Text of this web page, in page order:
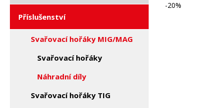
Příslušenství
Svařovací hořáky MIG/MAG
Svařovací hořáky
Náhradní díly
Svařovací hořáky TIG
-20%